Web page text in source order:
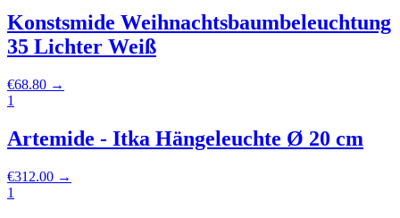
Konstsmide Weihnachtsbaumbeleuchtung
35 Lichter Weiß
€68.80 →
1
Artemide - Itka Hängeleuchte Ø 20 cm
€312.00 →
1